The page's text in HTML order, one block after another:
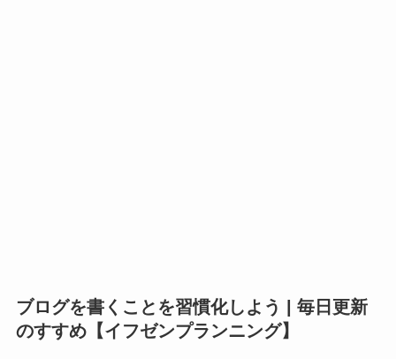
ブログを書くことを習慣化しよう | 毎日更新
のすすめ【イフゼンプランニング】